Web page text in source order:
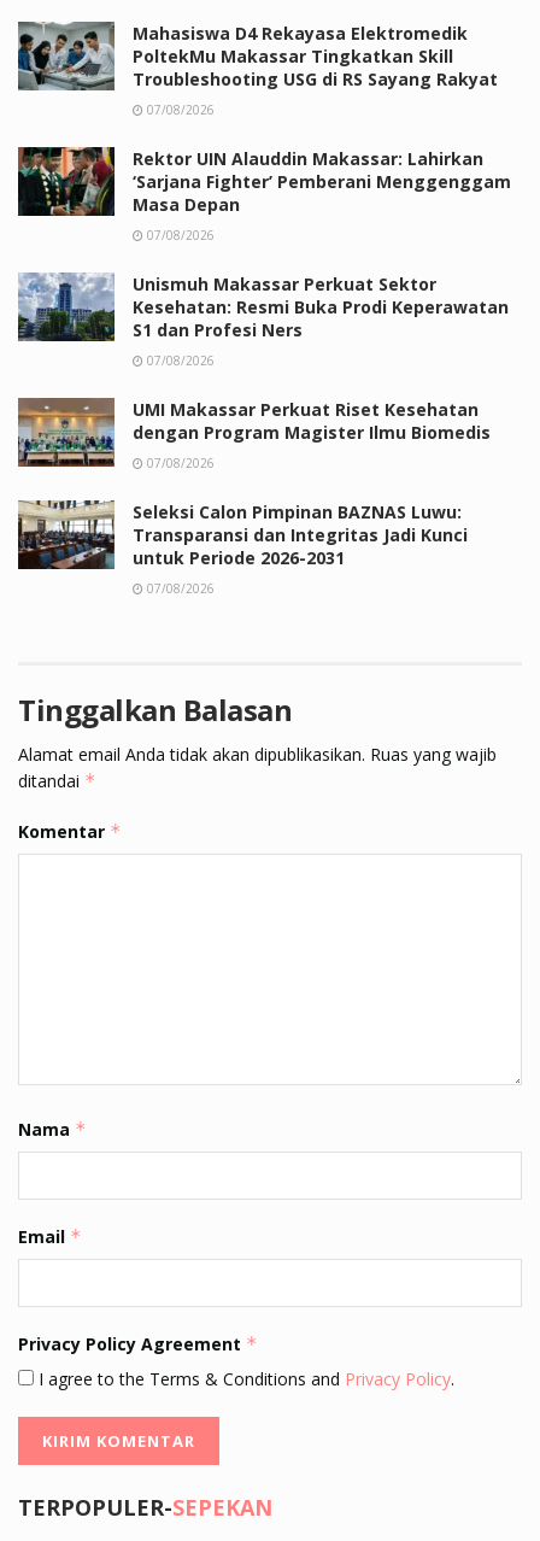
Mahasiswa D4 Rekayasa Elektromedik
PoltekMu Makassar Tingkatkan Skill
Troubleshooting USG di RS Sayang Rakyat
07/08/2026
Rektor UIN Alauddin Makassar: Lahirkan
‘Sarjana Fighter’ Pemberani Menggenggam
Masa Depan
07/08/2026
Unismuh Makassar Perkuat Sektor
Kesehatan: Resmi Buka Prodi Keperawatan
S1 dan Profesi Ners
07/08/2026
UMI Makassar Perkuat Riset Kesehatan
dengan Program Magister Ilmu Biomedis
07/08/2026
Seleksi Calon Pimpinan BAZNAS Luwu:
Transparansi dan Integritas Jadi Kunci
untuk Periode 2026-2031
07/08/2026
Tinggalkan Balasan
Alamat email Anda tidak akan dipublikasikan. Ruas yang wajib
ditandai *
Komentar *
Nama *
Email *
Privacy Policy Agreement *
I agree to the Terms & Conditions and Privacy Policy.
TERPOPULER-SEPEKAN